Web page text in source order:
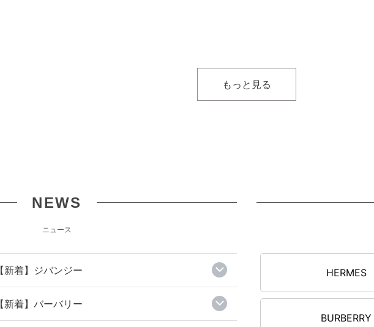
ージュ系
2025/11/28up
TORY BURCH トリーバーチ ラウンドファスナー
折財布 159791 001 KIRA DIAMOND QUILT レディ
ース ブラック
もっと見る
NEWS
ニュース
【新着】ジバンジー
【新着】バーバリー
HERMES
BURBERRY